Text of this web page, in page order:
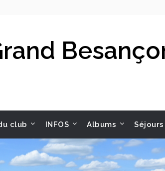
club INFOS Albums Séjours